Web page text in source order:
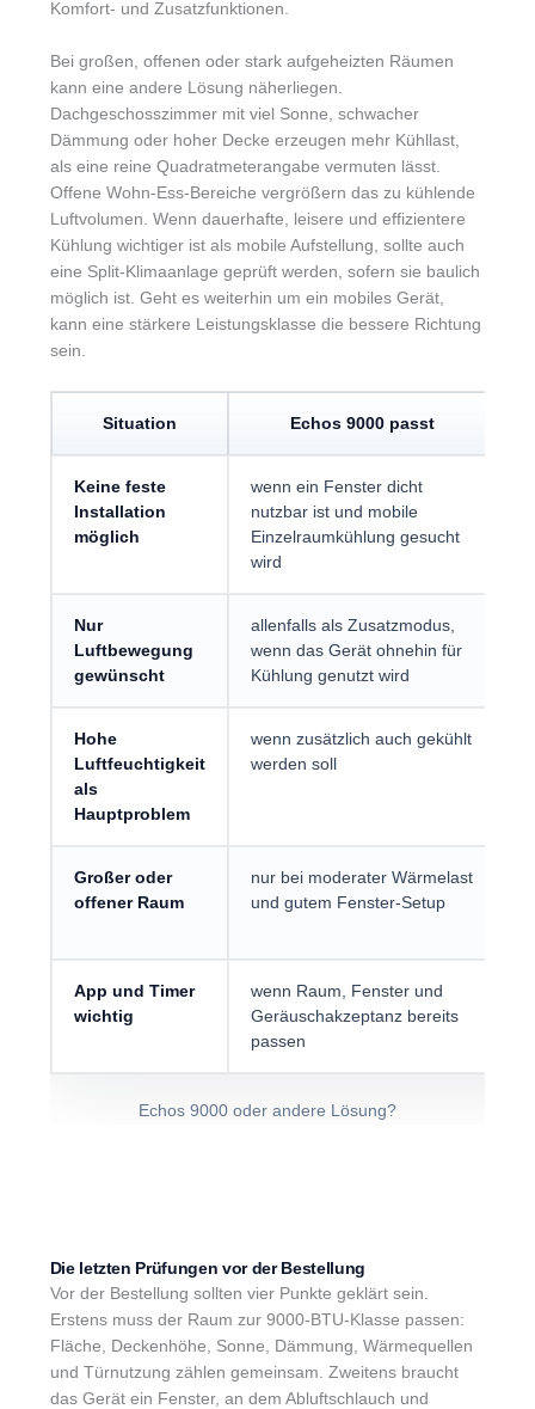
Komfort- und Zusatzfunktionen.
Bei großen, offenen oder stark aufgeheizten Räumen
kann eine andere Lösung näherliegen.
Dachgeschosszimmer mit viel Sonne, schwacher
Dämmung oder hoher Decke erzeugen mehr Kühllast,
als eine reine Quadratmeterangabe vermuten lässt.
Offene Wohn-Ess-Bereiche vergrößern das zu kühlende
Luftvolumen. Wenn dauerhafte, leisere und effizientere
Kühlung wichtiger ist als mobile Aufstellung, sollte auch
eine Split-Klimaanlage geprüft werden, sofern sie baulich
möglich ist. Geht es weiterhin um ein mobiles Gerät,
kann eine stärkere Leistungsklasse die bessere Richtung
sein.
Situation Echos 9000 passt
Keine feste
Installation
möglich
wenn ein Fenster dicht
nutzbar ist und mobile
Einzelraumkühlung gesucht
wird
Nur
Luftbewegung
gewünscht
allenfalls als Zusatzmodus,
wenn das Gerät ohnehin für
Kühlung genutzt wird
Hohe
Luftfeuchtigkeit
als
Hauptproblem
wenn zusätzlich auch gekühlt
werden soll
Großer oder
offener Raum
nur bei moderater Wärmelast
und gutem Fenster-Setup
App und Timer
wichtig
wenn Raum, Fenster und
Geräuschakzeptanz bereits
passen
Echos 9000 oder andere Lösung?
Die letzten Prüfungen vor der Bestellung
Vor der Bestellung sollten vier Punkte geklärt sein.
Erstens muss der Raum zur 9000-BTU-Klasse passen:
Fläche, Deckenhöhe, Sonne, Dämmung, Wärmequellen
und Türnutzung zählen gemeinsam. Zweitens braucht
das Gerät ein Fenster, an dem Abluftschlauch und